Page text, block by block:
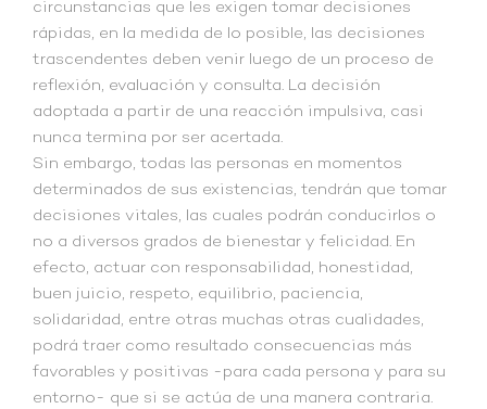
circunstancias que les exigen tomar decisiones
rápidas, en la medida de lo posible, las decisiones
trascendentes deben venir luego de un proceso de
reflexión, evaluación y consulta. La decisión
adoptada a partir de una reacción impulsiva, casi
nunca termina por ser acertada.
Sin embargo, todas las personas en momentos
determinados de sus existencias, tendrán que tomar
decisiones vitales, las cuales podrán conducirlos o
no a diversos grados de bienestar y felicidad. En
efecto, actuar con responsabilidad, honestidad,
buen juicio, respeto, equilibrio, paciencia,
solidaridad, entre otras muchas otras cualidades,
podrá traer como resultado consecuencias más
favorables y positivas -para cada persona y para su
entorno- que si se actúa de una manera contraria.